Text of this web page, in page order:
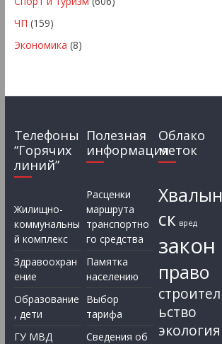
ЧП (159)
Экономика (8)
Телефоны
“Горячих
линий”
Жилищно-
коммунальны
й комплекс
Здравоохран
ение
Образование
, дети
ГУ МВД
Полезная
информация
Расценки
маршрута
транспортно
го средства
Памятка
населению
Выбор
тарифа
Сведения об
Облако
меток
Хвалын
ск вред
закон
право
строител
ьство
экология